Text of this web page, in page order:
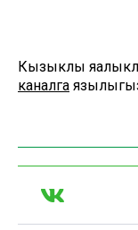
Кызыклы
каналга